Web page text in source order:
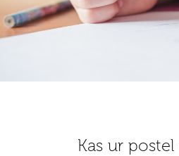
Kas ur postel